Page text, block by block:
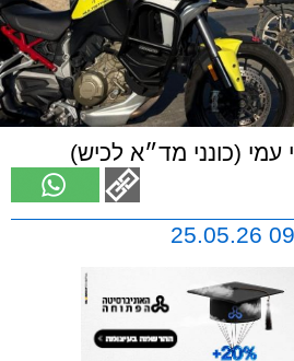
עמי (כונני מד״א לכיש)